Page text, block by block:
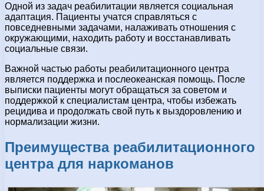
Одной из задач реабилитации является социальная
адаптация. Пациенты учатся справляться с
повседневными задачами, налаживать отношения с
окружающими, находить работу и восстанавливать
социальные связи.
Важной частью работы реабилитационного центра
является поддержка и послеокеанская помощь. После
выписки пациенты могут обращаться за советом и
поддержкой к специалистам центра, чтобы избежать
рецидива и продолжать свой путь к выздоровлению и
нормализации жизни.
Преимущества реабилитационного
центра для наркоманов